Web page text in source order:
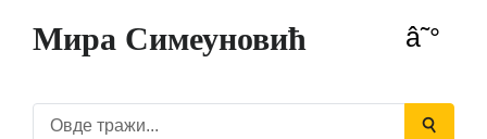
Мира Симеуновић